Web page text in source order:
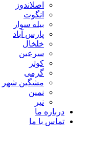
اصلاندوز
انگوت
بیله سوار
پارس آباد
خلخال
سرعین
کوثر
گرمی
مشگین شهر
نمین
نیر
درباره ما
تماس با ما